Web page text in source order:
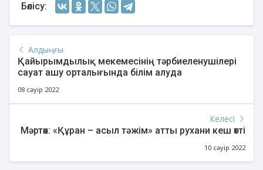
Бөлісу:
Алдыңғы
Қайырымдылық мекемесінің тәрбиеленушілері
сауат ашу орталығында білім алуда
08 сәуір 2022
Келесі
Мәртөк: «Құран – асыл тәжім» атты рухани кеш өтті
10 сәуір 2022